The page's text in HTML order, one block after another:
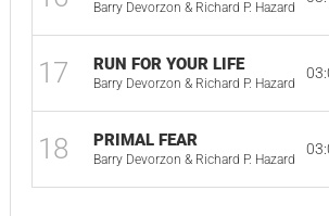
Barry Devorzon & Richard P. Hazard
17 RUN FOR YOUR LIFE
Barry Devorzon & Richard P. Hazard
18 PRIMAL FEAR
Barry Devorzon & Richard P. Hazard